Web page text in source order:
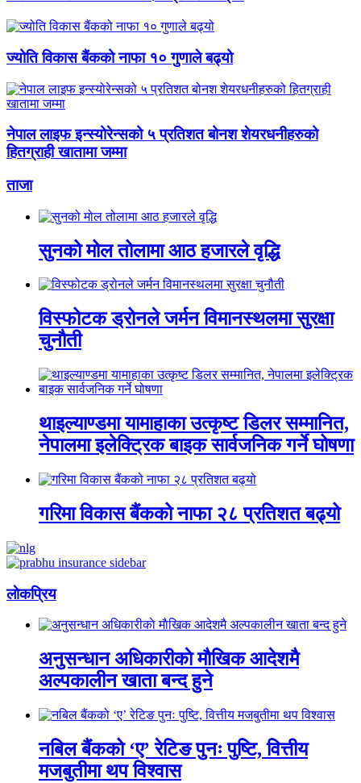
ज्योति विकास बैंकको नाफा १० गुणाले बढ्यो
नेपाल लाइफ इन्स्योरेन्सको ५ प्रतिशत बोनश शेयरधनीहरुको
हितग्राही खातामा जम्मा
ताजा
सुनको मोल तोलामा आठ हजारले वृद्धि
विस्फोटक ड्रोनले जर्मन विमानस्थलमा सुरक्षा
चुनौती
थाइल्याण्डमा यामाहाका उत्कृष्ट डिलर सम्मानित,
नेपालमा इलेक्ट्रिक बाइक सार्वजनिक गर्ने घोषणा
गरिमा विकास बैंकको नाफा २८ प्रतिशत बढ्यो
लाेकप्रिय
अनुसन्धान अधिकारीकाे माैखिक आदेशमै
अल्पकालीन खाता बन्द हुने
नबिल बैंकको ‘ए’ रेटिङ पुनः पुष्टि, वित्तीय
मजबुतीमा थप विश्वास